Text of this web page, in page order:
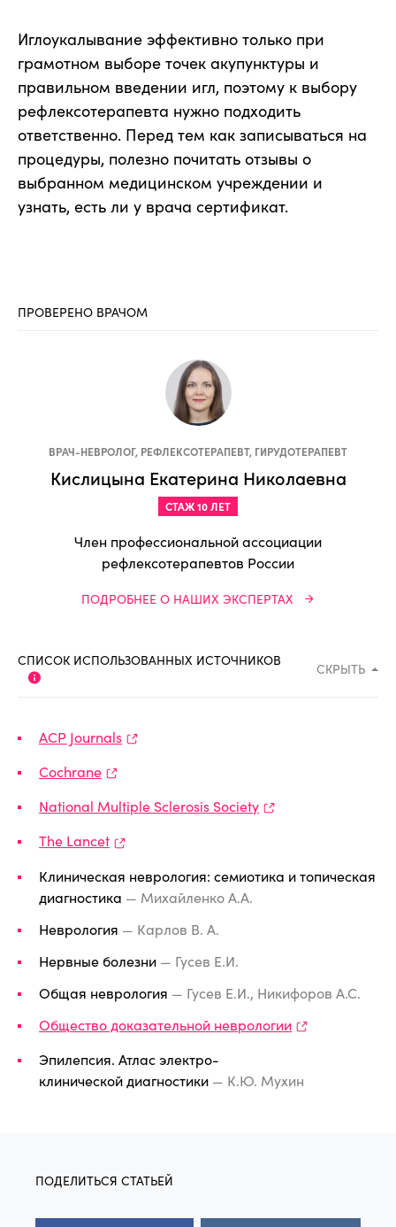
Иглоукалывание эффективно только при
грамотном выборе точек акупунктуры и
правильном введении игл, поэтому к выбору
рефлексотерапевта нужно подходить
ответственно. Перед тем как записываться на
процедуры, полезно почитать отзывы о
выбранном медицинском учреждении и
узнать, есть ли у врача сертификат.
ПРОВЕРЕНО ВРАЧОМ
ВРАЧ-НЕВРОЛОГ, РЕФЛЕКСОТЕРАПЕВТ, ГИРУДОТЕРАПЕВТ
Кислицына Екатерина Николаевна
СТАЖ 10 ЛЕТ
Член профессиональной ассоциации
рефлексотерапевтов России
ПОДРОБНЕЕ О НАШИХ ЭКСПЕРТАХ
СПИСОК ИСПОЛЬЗОВАННЫХ ИСТОЧНИКОВ
СКРЫТЬ
ACP Journals
Cochrane
National Multiple Sclerosis Society
The Lancet
Клиническая неврология: семиотика и топическая
диагностика — Михайленко А.А.
Неврология — Карлов В. А.
Нервные болезни — Гусев Е.И.
Общая неврология — Гусев Е.И., Никифоров А.С.
Общество доказательной неврологии
Эпилепсия. Атлас электро-
клинической диагностики — К.Ю. Мухин